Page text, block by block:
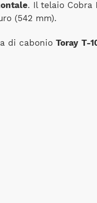
. Il telaio Cobra
(542 mm).
di cabonio Toray T-